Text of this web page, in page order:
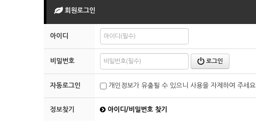
회원로그인
아이디
비밀번호 로그인
자동로그인 개인정보가 유출될 수 있으니 사용을 자제하여 주세요.
정보찾기 아이디/비밀번호 찾기